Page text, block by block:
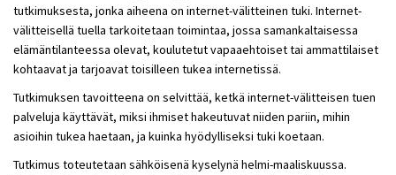
tutkimuksesta, jonka aiheena on internet-välitteinen tuki. Internet-
välitteisellä tuella tarkoitetaan toimintaa, jossa samankaltaisessa
elämäntilanteessa olevat, koulutetut vapaaehtoiset tai ammattilaiset
kohtaavat ja tarjoavat toisilleen tukea internetissä.
Tutkimuksen tavoitteena on selvittää, ketkä internet-välitteisen tuen
palveluja käyttävät, miksi ihmiset hakeutuvat niiden pariin, mihin
asioihin tukea haetaan, ja kuinka hyödylliseksi tuki koetaan.
Tutkimus toteutetaan sähköisenä kyselynä helmi-maaliskuussa.